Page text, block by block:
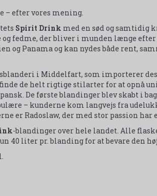
– efter vores mening.
Spirit Drink med en sød og samtidig
fedme, der bliver i munden længe efter
og Panama og kan nydes både rent,
i Middelfart, som importerer
de helt rigtige stilarter for at opnå
De første blandinger blev skabt i
– kunderne kom langvejs fra
er Radoslaw, der med stor passion har
-blandinger over hele landet. Alle
40 liter pr. blanding for at bevare den